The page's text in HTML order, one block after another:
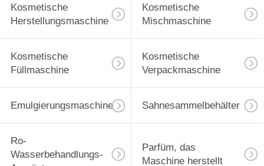
Kosmetische
Herstellungsmaschine
Kosmetische
Mischmaschine
Kosmetische
Füllmaschine
Kosmetische
Verpackmaschine
Emulgierungsmaschine Sahnesammelbehälter
Ro-
Wasserbehandlungs-
Parfüm, das
Maschine herstellt